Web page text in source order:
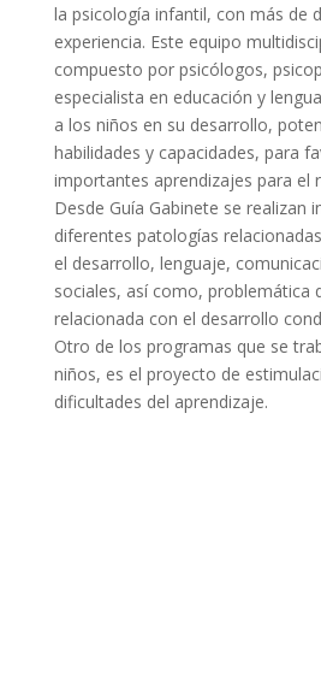
la psicología infantil, con más de
experiencia. Este equipo
compuesto por psicólogos,
especialista en educación y
a los niños en su desarrollo,
habilidades y capacidades, para
importantes aprendizajes para el
Desde Guía Gabinete se realizan
diferentes patologías
el desarrollo, lenguaje,
sociales, así como, problemática
relacionada con el desarrollo
Otro de los programas que se
niños, es el proyecto de
dificultades del aprendizaje.